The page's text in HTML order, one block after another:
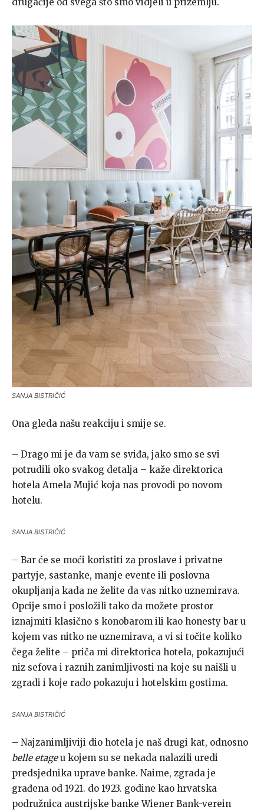
SANJA BISTRIČIĆ
Ona gleda našu reakciju i smije se.
– Drago mi je da vam se sviđa, jako smo se svi
potrudili oko svakog detalja – kaže direktorica
hotela Amela Mujić koja nas provodi po novom
hotelu.
SANJA BISTRIČIĆ
– Bar će se moći koristiti za proslave i privatne
partyje, sastanke, manje evente ili poslovna
okupljanja kada ne želite da vas nitko uznemirava.
Opcije smo i posložili tako da možete prostor
iznajmiti klasično s konobarom ili kao honesty bar u
kojem vas nitko ne uznemirava, a vi si točite koliko
čega želite – priča mi direktorica hotela, pokazujući
niz sefova i raznih zanimljivosti na koje su naišli u
zgradi i koje rado pokazuju i hotelskim gostima.
SANJA BISTRIČIĆ
– Najzanimljiviji dio hotela je naš drugi kat, odnosno
belle etageu kojem su se nekada nalazili uredi
predsjednika uprave banke. Naime, zgrada je
građena od 1921. do 1923. godine kao hrvatska
podružnica austrijske banke Wiener Bank-verein